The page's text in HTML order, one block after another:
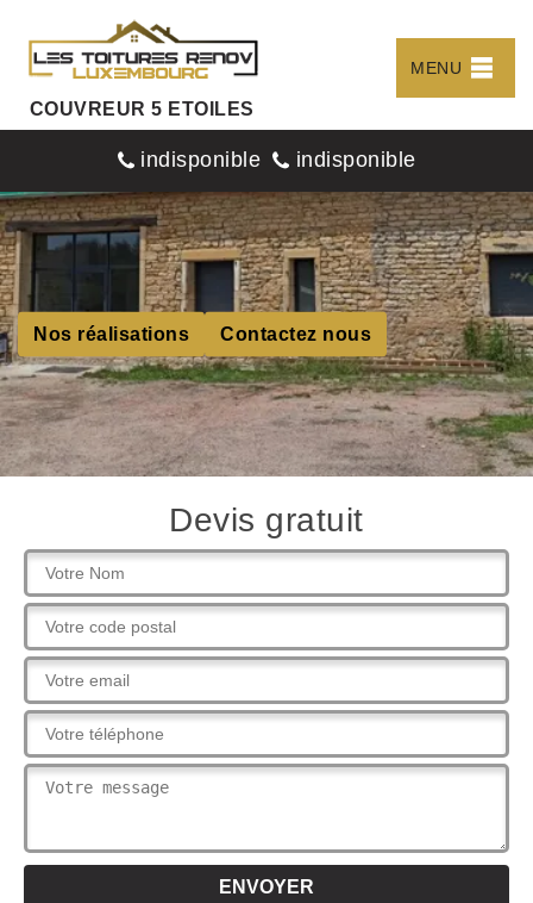
COUVREUR 5 ETOILES
MENU
indisponible indisponible
Nos réalisations Contactez nous
Devis gratuit